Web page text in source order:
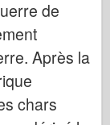
de
Après la
chars